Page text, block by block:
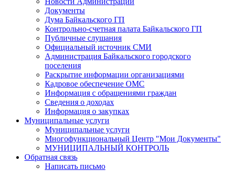
Документы
Дума Байкальского ГП
Контрольно-счетная палата Байкальского ГП
Публичные слушания
Официальный источник СМИ
Администрация Байкальского городского
поселения
Раскрытие информации организациями
Кадровое обеспечение ОМС
Информация с обращениями граждан
Сведения о доходах
Информация о закупках
Муниципальные услуги
Муниципальные услуги
Многофункциональный Центр "Мои Документы"
МУНИЦИПАЛЬНЫЙ КОНТРОЛЬ
Обратная связь
Написать письмо